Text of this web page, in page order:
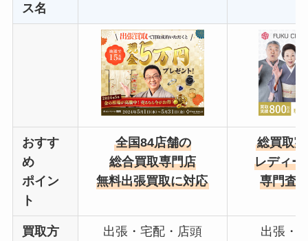
ス名
おすす
め
ポイン
ト
全国84店舗の
総合買取専門店
無料出張買取に対応
総買取
レディー
専門査
買取方 出張・宅配・店頭 出張・